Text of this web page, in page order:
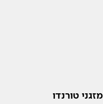
מזגני טורנדו